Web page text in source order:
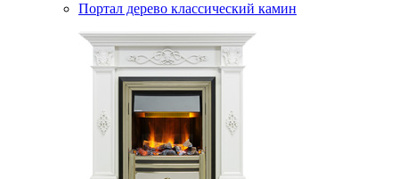
Портал дерево классический камин